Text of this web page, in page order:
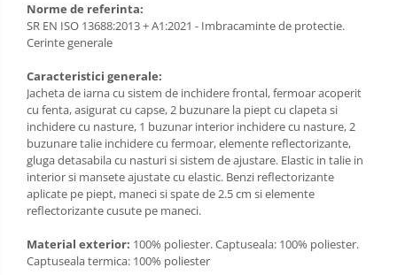
Manusi nitril
Manusi PVC
Manusi textil
Manusi tricot impregnat
Manusi zale
Incaltaminte Outdoor
Norme de referinta:
SR EN ISO 13688:2013 + A1:2021 - Imbracaminte de protectie.
Cerinte generale
Caracteristici generale:
Jacheta de iarna cu sistem de inchidere frontal, fermoar acoperit
cu fenta, asigurat cu capse, 2 buzunare la piept cu clapeta si
inchidere cu nasture, 1 buzunar interior inchidere cu nasture, 2
buzunare talie inchidere cu fermoar, elemente reflectorizante,
gluga detasabila cu nasturi si sistem de ajustare. Elastic in talie in
interior si mansete ajustate cu elastic. Benzi reflectorizante
aplicate pe piept, maneci si spate de 2.5 cm si elemente
reflectorizante cusute pe maneci.
Material exterior: 100% poliester. Captuseala: 100% poliester.
Captuseala termica: 100% poliester